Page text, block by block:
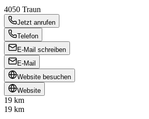
4050 Traun
Jetzt anrufen
Telefon
E-Mail schreiben
E-Mail
Website besuchen
Website
19 km
19 km